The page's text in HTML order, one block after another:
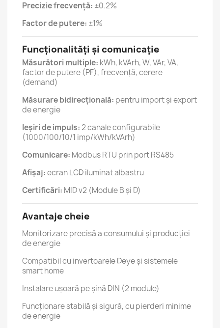
Precizie frecvență: ±0.2%
Factor de putere: ±1%
Funcționalități și comunicație
Măsurători multiple: kWh, kVArh, W, VAr, VA,
factor de putere (PF), frecvență, cerere
(demand)
Măsurare bidirecțională: pentru import și export
de energie
Ieșiri de impuls:2 canale configurabile
(1000/100/10/1 imp/kWh/kVArh)
Comunicare: Modbus RTU prin port RS485
Afișaj:ecran LCD iluminat albastru
Certificări: MID v2 (Module B și D)
Avantaje cheie
Monitorizare precisă a consumului și producției
de energie
Compatibil cu invertoarele Deye și sistemele
smart home
Instalare ușoară pe șină DIN (2 module)
Funcționare stabilă și sigură, cu pierderi minime
de energie